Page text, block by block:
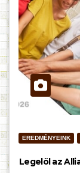
EREDMÉNYEINK
Legelöl az